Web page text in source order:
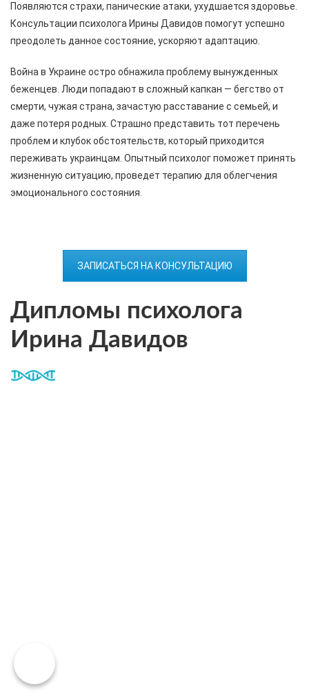
Появляются страхи, панические атаки, ухудшается здоровье.
Консультации психолога Ирины Давидов помогут успешно
преодолеть данное состояние, ускоряют адаптацию.
Война в Украине остро обнажила проблему вынужденных
беженцев. Люди попадают в сложный капкан — бегство от
смерти, чужая страна, зачастую расставание с семьей, и
даже потеря родных. Страшно представить тот перечень
проблем и клубок обстоятельств, который приходится
переживать украинцам. Опытный психолог поможет принять
жизненную ситуацию, проведет терапию для облегчения
эмоционального состояния.
ЗАПИСАТЬСЯ НА КОНСУЛЬТАЦИЮ
Дипломы психолога
Ирина Давидов